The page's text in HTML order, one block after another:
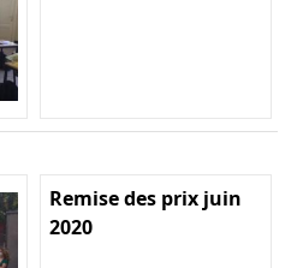
Remise des prix juin
2020